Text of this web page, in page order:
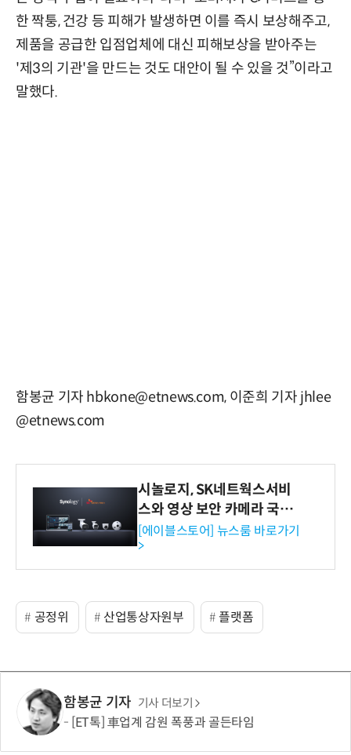
한 짝퉁, 건강 등 피해가 발생하면 이를 즉시 보상해주고,
제품을 공급한 입점업체에 대신 피해보상을 받아주는
'제3의 기관'을 만드는 것도 대안이 될 수 있을 것”이라고
말했다.
함봉균 기자 hbkone@etnews.com, 이준희 기자 jhlee
@etnews.com
시놀로지, SK네트웍스서비
스와 영상 보안 카메라 국내
독점 판매 파트너십 체결
[에이블스토어] 뉴스룸 바로가기
>
공정위 산업통상자원부 플랫폼
함봉균 기자 기사 더보기
[ET톡] 車업계 감원 폭풍과 골든타임